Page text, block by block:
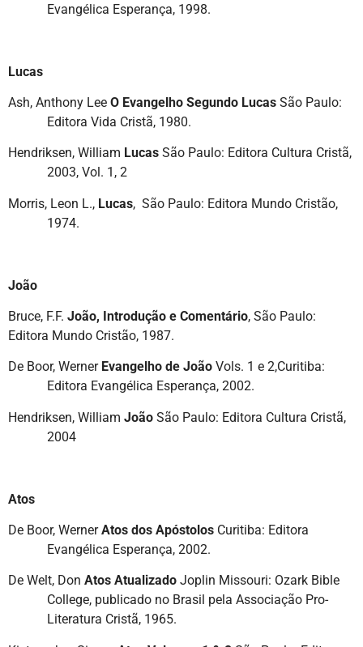
Evangélica Esperança, 1998.
Lucas
Ash, Anthony Lee O Evangelho Segundo Lucas São Paulo:
Editora Vida Cristã, 1980.
Hendriksen, William Lucas São Paulo: Editora Cultura Cristã,
2003, Vol. 1, 2
Morris, Leon L., Lucas, São Paulo: Editora Mundo Cristão,
1974.
João
Bruce, F.F. João, Introdução e Comentário, São Paulo:
Editora Mundo Cristão, 1987.
De Boor, Werner Evangelho de João Vols. 1 e 2,Curitiba:
Editora Evangélica Esperança, 2002.
Hendriksen, William João São Paulo: Editora Cultura Cristã,
2004
Atos
De Boor, WernerAtos dos Apóstolos Curitiba: Editora
Evangélica Esperança, 2002.
De Welt, Don Atos Atualizado Joplin Missouri: Ozark Bible
College, publicado no Brasil pela Associação Pro-
Literatura Cristã, 1965.